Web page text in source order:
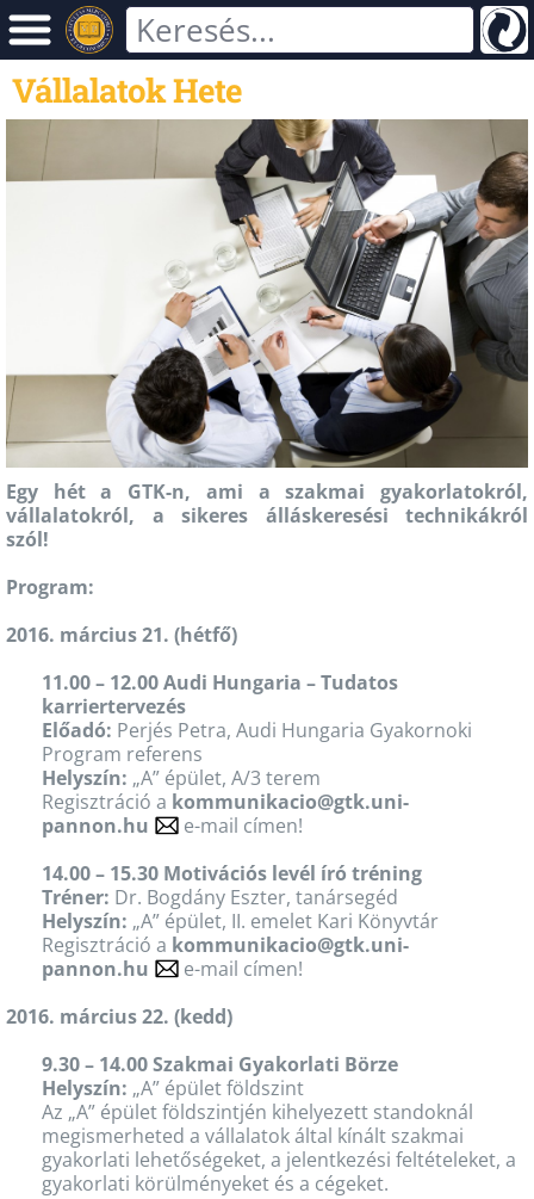
Vállalatok Hete
Egy hét a GTK-n, ami a szakmai gyakorlatokról,
vállalatokról, a sikeres álláskeresési technikákról
szól!
Program:
2016. március 21. (hétfő)
11.00 – 12.00 Audi Hungaria – Tudatos
karriertervezés
Előadó: Perjés Petra, Audi Hungaria Gyakornoki
Program referens
Helyszín: „A” épület, A/3 terem
Regisztráció a kommunikacio@gtk.uni-
pannon.hu
e-mail címen!
14.00 – 15.30 Motivációs levél író tréning
Tréner: Dr. Bogdány Eszter, tanársegéd
Helyszín: „A” épület, II. emelet Kari Könyvtár
Regisztráció a kommunikacio@gtk.uni-
pannon.hu
e-mail címen!
2016. március 22. (kedd)
9.30 – 14.00 Szakmai Gyakorlati Börze
Helyszín: „A” épület földszint
Az „A” épület földszintjén kihelyezett standoknál
megismerheted a vállalatok által kínált szakmai
gyakorlati lehetőségeket, a jelentkezési feltételeket, a
gyakorlati körülményeket és a cégeket.